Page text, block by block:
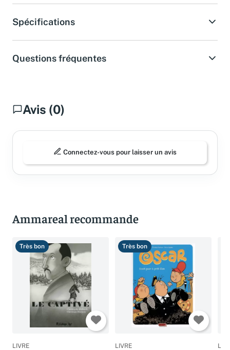
Spécifications
Questions fréquentes
Avis (0)
Connectez-vous pour laisser un avis
Ammareal recommande
Très bon
LIVRE
Très bon
LIVRE